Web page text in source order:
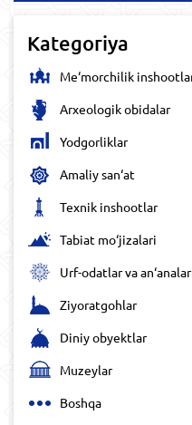
Kategoriya
Me‘morchilik
Arxeologik obidalar
Yodgorliklar
Amaliy san‘at
Texnik inshootlar
Tabiat mo‘jizalari
Urf-odatlar va an‘analar
Ziyoratgohlar
Diniy obyektlar
Muzeylar
Boshqa